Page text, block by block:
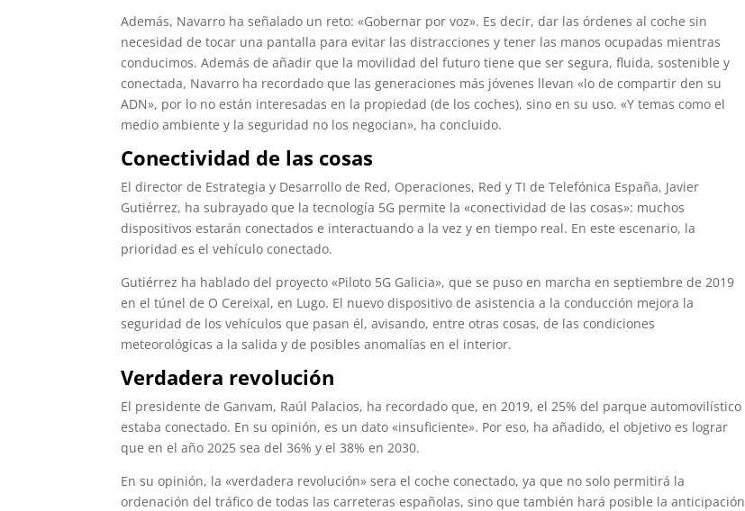
Además, Navarro ha señalado un reto: «Gobernar por voz». Es decir, dar las órdenes al coche sin
necesidad de tocar una pantalla para evitar las distracciones y tener las manos ocupadas mientras
conducimos. Además de añadir que la movilidad del futuro tiene que ser segura, fluida, sostenible y
conectada, Navarro ha recordado que las generaciones más jóvenes llevan «lo de compartir den su
ADN», por lo no están interesadas en la propiedad (de los coches), sino en su uso. «Y temas como el
medio ambiente y la seguridad no los negocian», ha concluido.
Conectividad de las cosas
El director de Estrategia y Desarrollo de Red, Operaciones, Red y TI de Telefónica España, Javier
Gutiérrez, ha subrayado que la tecnología 5G permite la «conectividad de las cosas»: muchos
dispositivos estarán conectados e interactuando a la vez y en tiempo real. En este escenario, la
prioridad es el vehículo conectado.
Gutiérrez ha hablado del proyecto «Piloto 5G Galicia», que se puso en marcha en septiembre de 2019
en el túnel de O Cereixal, en Lugo. El nuevo dispositivo de asistencia a la conducción mejora la
seguridad de los vehículos que pasan él, avisando, entre otras cosas, de las condiciones
meteorológicas a la salida y de posibles anomalías en el interior.
Verdadera revolución
El presidente de Ganvam, Raúl Palacios, ha recordado que, en 2019, el 25% del parque automovilístico
estaba conectado. En su opinión, es un dato «insuficiente». Por eso, ha añadido, el objetivo es lograr
que en el año 2025 sea del 36% y el 38% en 2030.
En su opinión, la «verdadera revolución» sera el coche conectado, ya que no solo permitirá la
ordenación del tráfico de todas las carreteras españolas, sino que también hará posible la anticipación